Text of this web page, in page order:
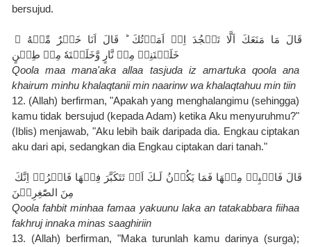
bersujud.
خَلَقۡتَنِىۡ مِنۡ نَّارٍ وَّخَلَقۡتَهٗ مِنۡ طِيۡنٍ
Qoola maa mana'aka allaa tasjuda iz amartuka qoola ana
khairum minhu khalaqtanii min naarinw wa khalaqtahuu min tiin
12. (Allah) berfirman, "Apakah yang menghalangimu (sehingga)
kamu tidak bersujud (kepada Adam) ketika Aku menyuruhmu?"
(Iblis) menjawab, "Aku lebih baik daripada dia. Engkau ciptakan
aku dari api, sedangkan dia Engkau ciptakan dari tanah."
مِنَ الصّٰغِرِيۡنَ
Qoola fahbit minhaa famaa yakuunu laka an tatakabbara fiihaa
fakhruj innaka minas saaghiriin
13. (Allah) berfirman, "Maka turunlah kamu darinya (surga);